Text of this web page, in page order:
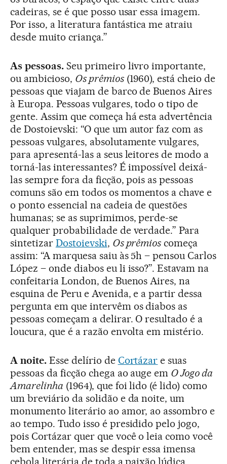
cadeiras, se é que posso usar essa imagem.
Por isso, a literatura fantástica me atraiu
desde muito criança.”
As pessoas. Seu primeiro livro importante,
ou ambicioso, Os prêmios(1960), está cheio de
pessoas que viajam de barco de Buenos Aires
à Europa. Pessoas vulgares, todo o tipo de
gente. Assim que começa há esta advertência
de Dostoievski: “O que um autor faz com as
pessoas vulgares, absolutamente vulgares,
para apresentá-las a seus leitores de modo a
torná-las interessantes? É impossível deixá-
las sempre fora da ficção, pois as pessoas
comuns são em todos os momentos a chave e
o ponto essencial na cadeia de questões
humanas; se as suprimimos, perde-se
qualquer probabilidade de verdade.” Para
sintetizar Dostoievski, Os prêmios começa
assim: “A marquesa saiu às 5h – pensou Carlos
López – onde diabos eu li isso?”. Estavam na
confeitaria London, de Buenos Aires, na
esquina de Peru e Avenida, e a partir dessa
pergunta em que intervêm os diabos as
pessoas começam a delirar. O resultado é a
loucura, que é a razão envolta em mistério.
A noite.Esse delírio de Cortázar e suas
pessoas da ficção chega ao auge em O Jogo da
Amarelinha (1964), que foi lido (é lido) como
um breviário da solidão e da noite, um
monumento literário ao amor, ao assombro e
ao tempo. Tudo isso é presidido pelo jogo,
pois Cortázar quer que você o leia como você
bem entender, mas se despir essa imensa